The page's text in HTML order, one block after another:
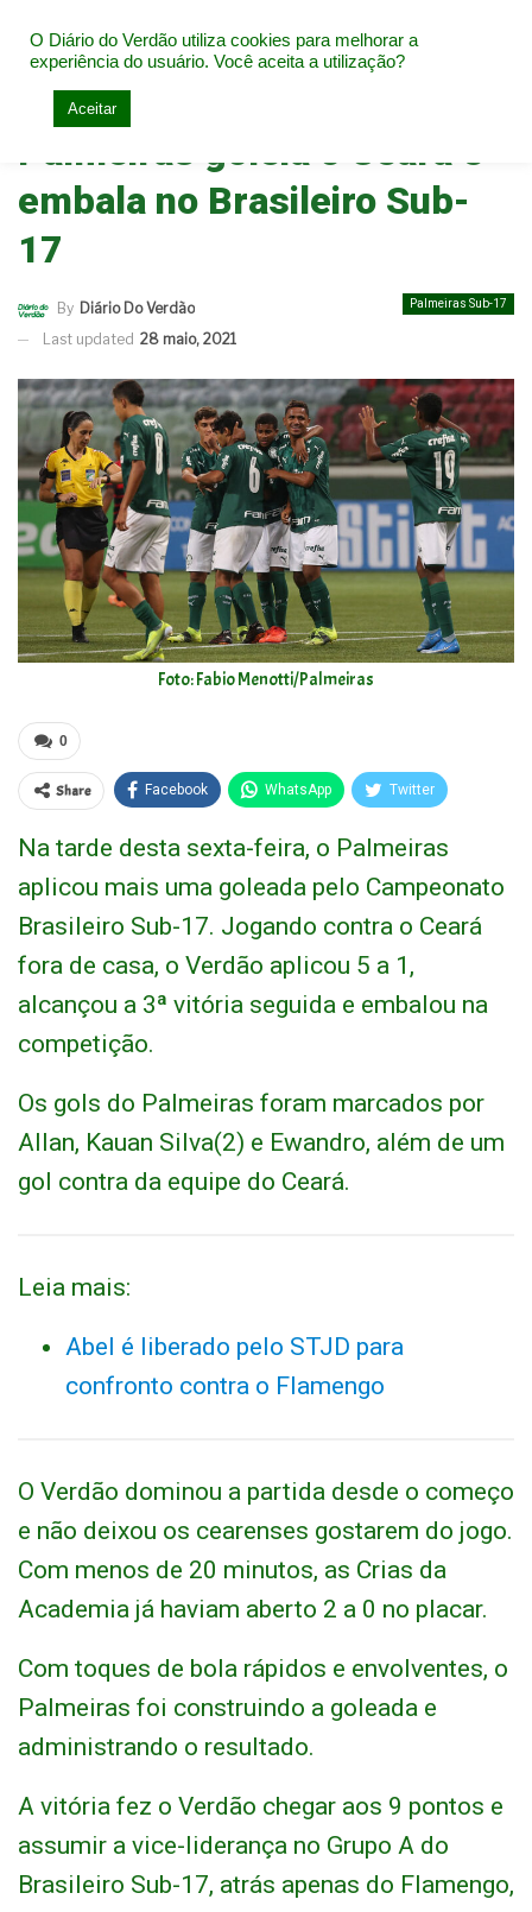
Home Base do Palmeiras
Palmeiras goleia o Ceará e
embala no Brasileiro Sub-
17
Palmeiras Sub-17
By Diário Do Verdão
Last updated 28 maio, 2021
Foto: Fabio Menotti/Palmeiras
0
Share Facebook WhatsApp Twitter
Na tarde desta sexta-feira, o Palmeiras
aplicou mais uma goleada pelo Campeonato
Brasileiro Sub-17. Jogando contra o Ceará
fora de casa, o Verdão aplicou 5 a 1,
alcançou a 3ª vitória seguida e embalou na
competição.
Os gols do Palmeiras foram marcados por
Allan, Kauan Silva(2) e Ewandro, além de um
gol contra da equipe do Ceará.
Leia mais:
Abel é liberado pelo STJD para
confronto contra o Flamengo
O Verdão dominou a partida desde o começo
e não deixou os cearenses gostarem do jogo.
Com menos de 20 minutos, as Crias da
Academia já haviam aberto 2 a 0 no placar.
Com toques de bola rápidos e envolventes, o
Palmeiras foi construindo a goleada e
administrando o resultado.
A vitória fez o Verdão chegar aos 9 pontos e
assumir a vice-liderança no Grupo A do
Brasileiro Sub-17, atrás apenas do Flamengo,
O Diário do Verdão utiliza cookies para melhorar a
experiência do usuário. Você aceita a utilização?
Aceitar